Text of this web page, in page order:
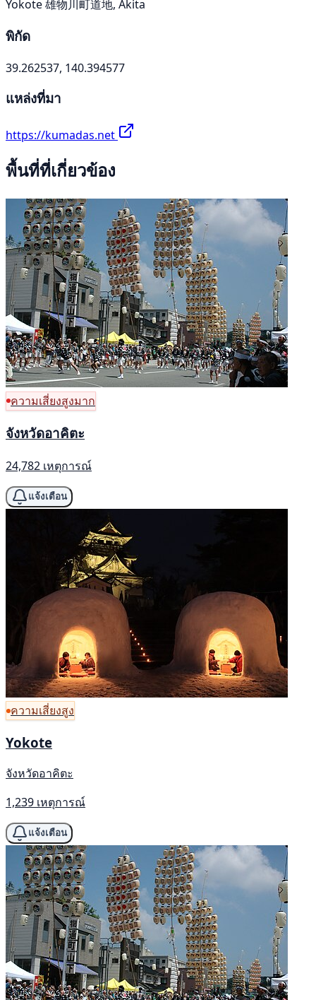
Yokote 雄物川町道地, Akita
พิกัด
39.262537, 140.394577
แหล่งที่มา
https://kumadas.net
พื้นที่ที่เกี่ยวข้อง
ความเสี่ยงสูงมาก
จังหวัดอาคิตะ
24,782 เหตุการณ์
แจ้งเตือน
ความเสี่ยงสูง
Yokote
จังหวัดอาคิตะ
1,239 เหตุการณ์
แจ้งเตือน